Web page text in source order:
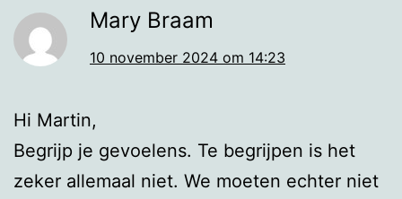
Mary Braam
10 november 2024 om 14:23
Hi Martin,
Begrijp je gevoelens. Te begrijpen is het
zeker allemaal niet. We moeten echter niet